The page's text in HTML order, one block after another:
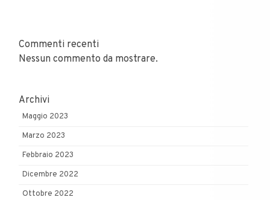
Commenti recenti
Nessun commento da mostrare.
Archivi
Maggio 2023
Marzo 2023
Febbraio 2023
Dicembre 2022
Ottobre 2022